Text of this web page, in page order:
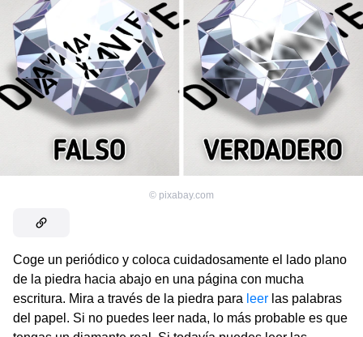
© pixabay.com
Coge un periódico y coloca cuidadosamente el lado plano
de la piedra hacia abajo en una página con mucha
escritura. Mira a través de la piedra para leer las palabras
del papel. Si no puedes leer nada, lo más probable es que